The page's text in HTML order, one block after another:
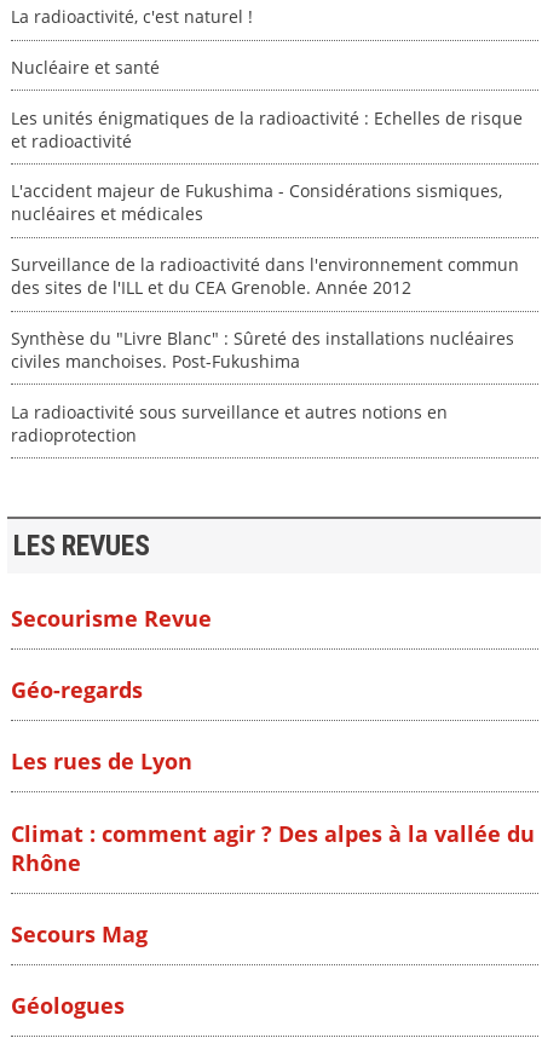
La radioactivité, c'est naturel !
Nucléaire et santé
Les unités énigmatiques de la radioactivité : Echelles de risque
et radioactivité
L'accident majeur de Fukushima - Considérations sismiques,
nucléaires et médicales
Surveillance de la radioactivité dans l'environnement commun
des sites de l'ILL et du CEA Grenoble. Année 2012
Synthèse du "Livre Blanc" : Sûreté des installations nucléaires
civiles manchoises. Post-Fukushima
La radioactivité sous surveillance et autres notions en
radioprotection
LES REVUES
Secourisme Revue
Géo-regards
Les rues de Lyon
Climat : comment agir ? Des alpes à la vallée du
Rhône
Secours Mag
Géologues